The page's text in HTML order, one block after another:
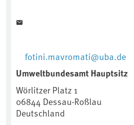
fotini.mavromati@uba.de
Umweltbundesamt Hauptsitz
Wörlitzer Platz 1
06844 Dessau-Roßlau
Deutschland